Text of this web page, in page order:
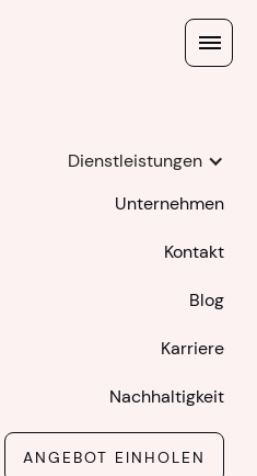
Dienstleistungen
Unternehmen
Kontakt
Blog
Karriere
Nachhaltigkeit
ANGEBOT EINHOLEN